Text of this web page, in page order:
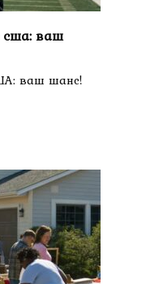
сша: ваш
ваш шанс!